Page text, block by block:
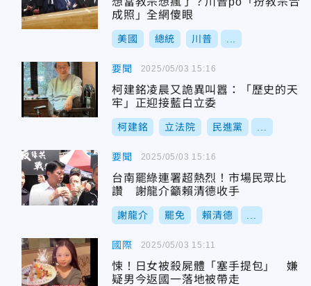
成照」全網傻眼
美國 總統 川普
要聞
柯建銘凌晨又詭異叫囂：「歷史的天
牢」正迎接藍白立委
柯建銘 立法院 民進黨
2025/05/03 15:16
要聞
台南罷綠連署超熱烈！市場民眾比
讚 謝龍介籲賴清德收手
謝龍介 罷免 賴清德
2025/05/03 15:16
國際
悚！日女被殺屍體「塞手提包」 嫌
疑男今返國一落地被帶走
2025/05/03 15:11